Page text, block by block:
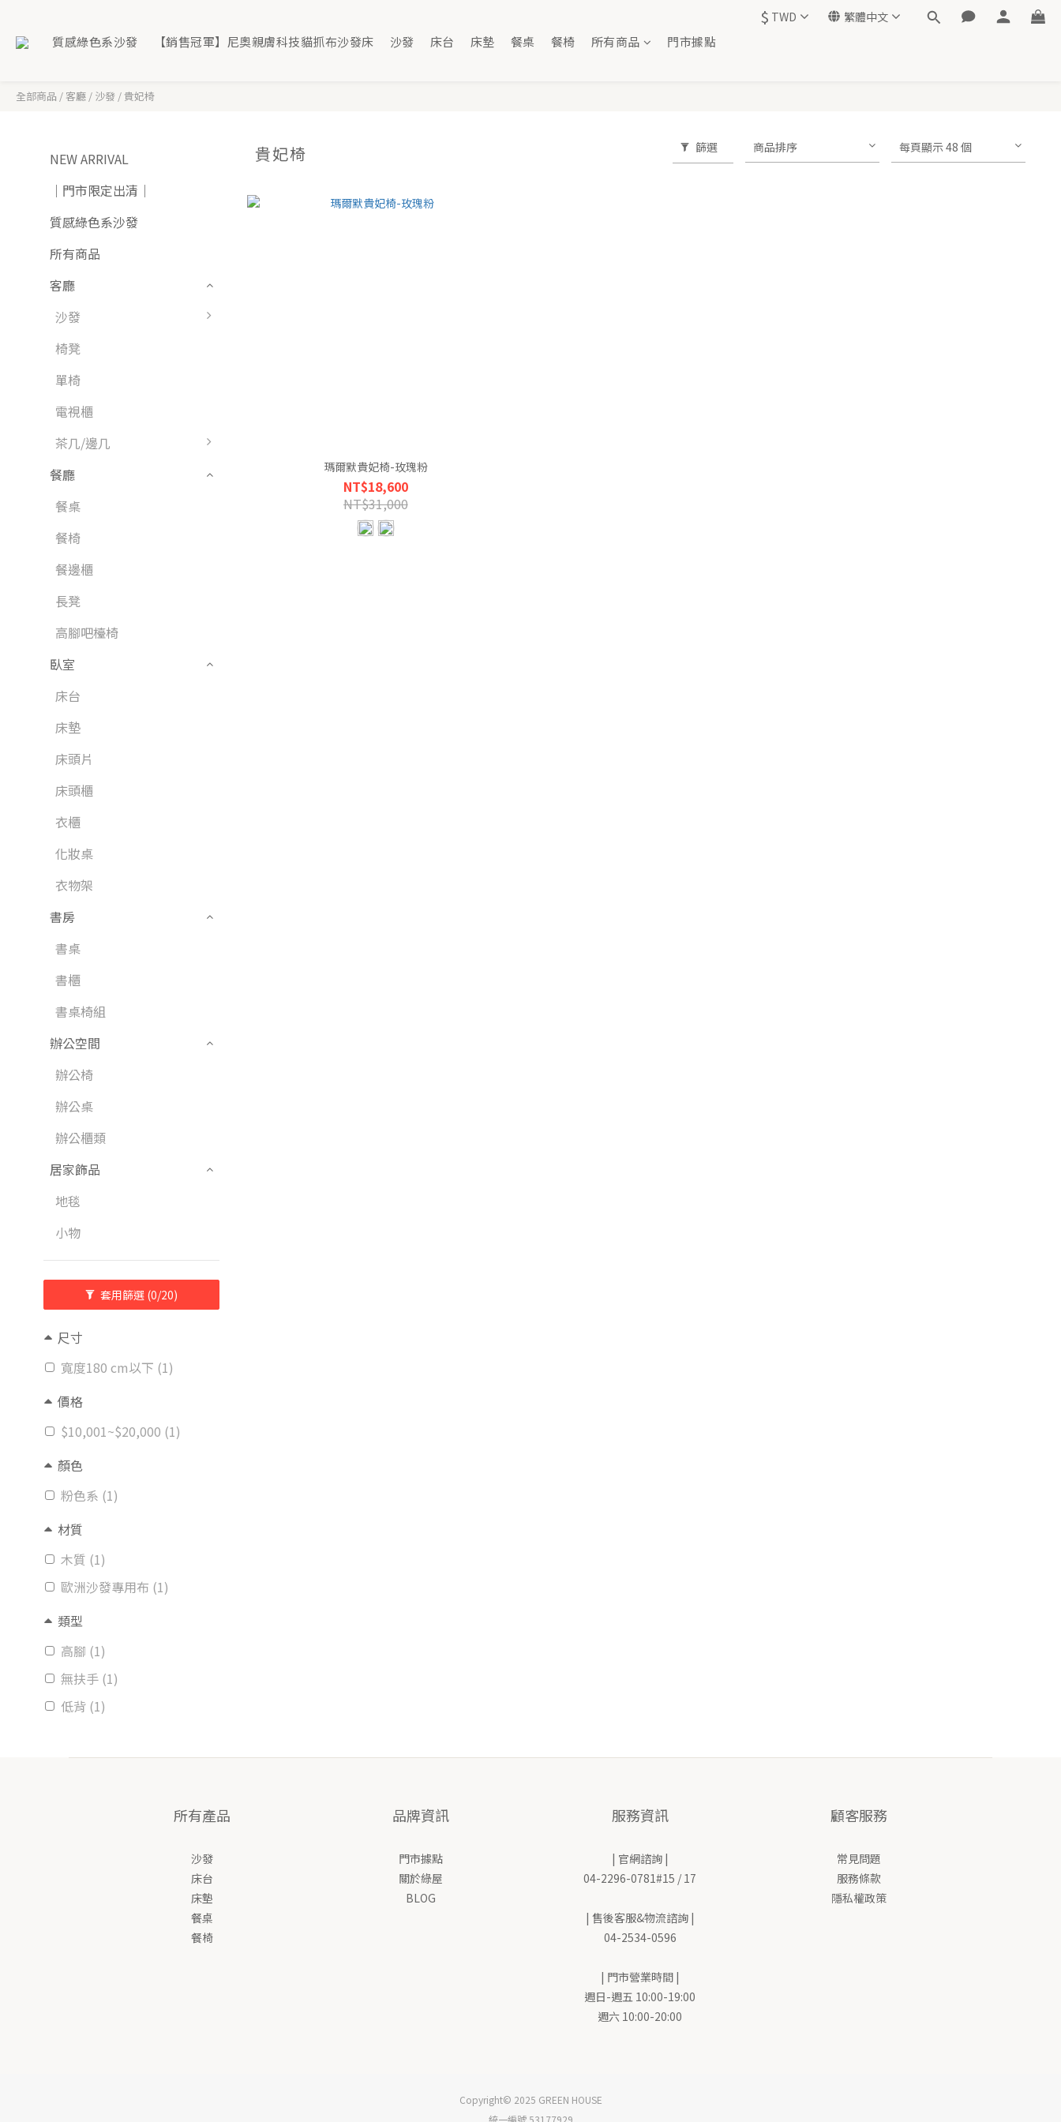
$ TWD 繁體中文
質感綠色系沙發 【銷售冠軍】尼奧親膚科技貓抓布沙發床 沙發 床台 床墊 餐桌 餐椅 所有商品 門市據點
全部商品 / 客廳 / 沙發 / 貴妃椅
NEW ARRIVAL
｜門市限定出清｜
質感綠色系沙發
所有商品
客廳
沙發
椅凳
單椅
電視櫃
茶几/邊几
餐廳
餐桌
餐椅
餐邊櫃
長凳
高腳吧檯椅
臥室
床台
床墊
床頭片
床頭櫃
衣櫃
化妝桌
衣物架
書房
書桌
書櫃
書桌椅組
辦公空間
辦公椅
辦公桌
辦公櫃類
居家飾品
地毯
小物
套用篩選 (0/20)
尺寸
寬度180 cm以下 (1)
價格
$10,001~$20,000 (1)
顏色
粉色系 (1)
材質
木質 (1)
歐洲沙發專用布 (1)
類型
高腳 (1)
無扶手 (1)
低背 (1)
貴妃椅 篩選 商品排序 每頁顯示 48 個
瑪爾默貴妃椅-玫瑰粉
NT$18,600
NT$31,000
所有產品
沙發
床台
床墊
餐桌
餐椅
品牌資訊
門市據點
關於綠屋
BLOG
服務資訊
| 官網諮詢 |
04-2296-0781#15 / 17
| 售後客服&物流諮詢 |
04-2534-0596
| 門市營業時間 |
週日-週五 10:00-19:00
週六 10:00-20:00
顧客服務
常見問題
服務條款
隱私權政策
Copyright© 2025 GREEN HOUSE
統一編號 53177929